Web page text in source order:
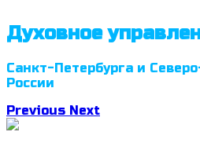
Духовное
Санкт-Петербурга и
России
Previous Next